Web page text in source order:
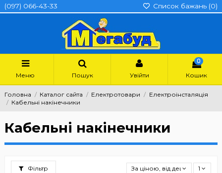
(097) 066-43-33 Список бажань (0)
Меню Пошук Увійти
0
Кошик
Головна Каталог сайта Електротовари
Електроінсталяція
Кабельні накінечники
Кабельні накінечники
Фільтр За ціною, від дешевших
1